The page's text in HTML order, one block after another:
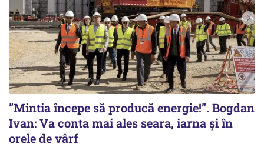
”Mintia începe să producă energie!”. Bogdan
Ivan: Va conta mai ales seara, iarna și în
orele de vârf